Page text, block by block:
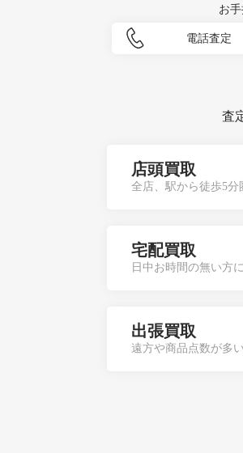
お
電話査定
査
店頭買取
全店、駅から徒歩5分
宅配買取
日中お時間の無い方に
出張買取
遠方や商品点数が多